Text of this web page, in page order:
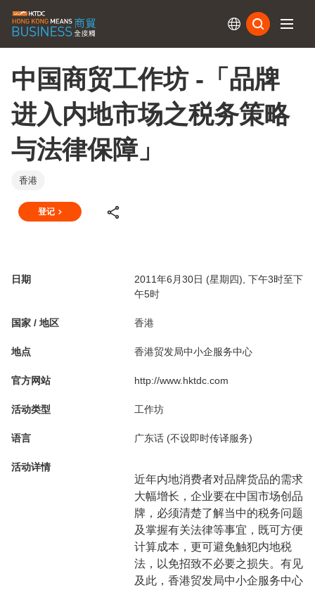
中国商贸工作坊 -「品牌
进入内地市场之税务策略
与法律保障」
香港
登记
日期
2011年6月30日 (星期四), 下午3时至下
午5时
国家 / 地区 香港
地点 香港贸发局中小企服务中心
官方网站 http://www.hktdc.com
活动类型 工作坊
语言 广东话 (不设即时传译服务)
活动详情
近年内地消费者对品牌货品的需求
大幅增长，企业要在中国市场创品
牌，必须清楚了解当中的税务问题
及掌握有关法律等事宜，既可方便
计算成本，更可避免触犯内地税
法，以免招致不必要之损失。有见
及此，香港贸发局中小企服务中心